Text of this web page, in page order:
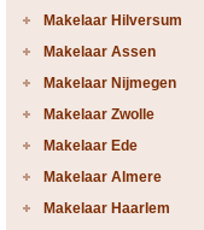
Makelaar Hilversum
Makelaar Assen
Makelaar Nijmegen
Makelaar Zwolle
Makelaar Ede
Makelaar Almere
Makelaar Haarlem